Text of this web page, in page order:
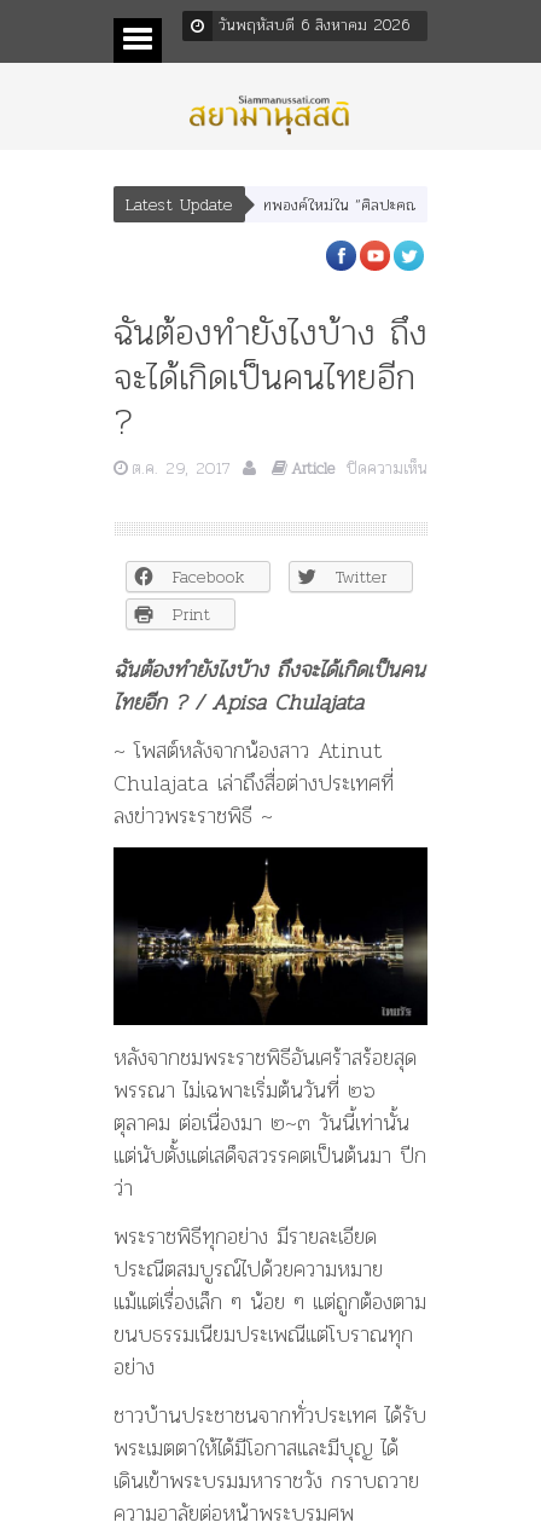
วันพฤหัสบดี 6 สิงหาคม 2026
Latest Update
พบุตร” และ “เทพีรัฐธรรมนูญ” เทพองค์ใหม่ใน “ศิลปะคณะราษฎร”
ฉันต้องทำยังไงบ้าง ถึง
จะได้เกิดเป็นคนไทยอีก
?
ต.ค. 29, 2017 Article ปิดความเห็น
ฉัน
ต้อง
ทำ
ยัง
บ้าง
ถึง
จะ
ได้
เป็น
คน
ไทย
อีก
?
Facebook
Twitter
Print
ฉันต้องทำยังไงบ้าง ถึงจะได้เกิดเป็นคน
ไทยอีก ? / Apisa Chulajata
~ โพสต์หลังจากน้องสาว Atinut
Chulajata เล่าถึงสื่อต่างประเทศที่
ลงข่าวพระราชพิธี ~
หลังจากชมพระราชพิธีอันเศร้าสร้อยสุด
พรรณา ไม่เฉพาะเริ่มต้นวันที่ ๒๖
ตุลาคม ต่อเนื่องมา ๒~๓ วันนี้เท่านั้น
แต่นับตั้งแต่เสด็จสวรรคตเป็นต้นมา ปีก
ว่า
พระราชพิธีทุกอย่าง มีรายละเอียด
ประณีตสมบูรณ์ไปด้วยความหมาย
แม้แต่เรื่องเล็ก ๆ น้อย ๆ แต่ถูกต้องตาม
ขนบธรรมเนียมประเพณีแต่โบราณทุก
อย่าง
ชาวบ้านประชาชนจากทั่วประเทศ ได้รับ
พระเมตตาให้ได้มีโอกาสและมีบุญ ได้
เดินเข้าพระบรมมหาราชวัง กราบถวาย
ความอาลัยต่อหน้าพระบรมศพ